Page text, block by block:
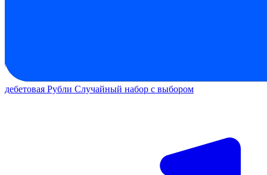
дебетовая Рубли Случайный набор с выбором